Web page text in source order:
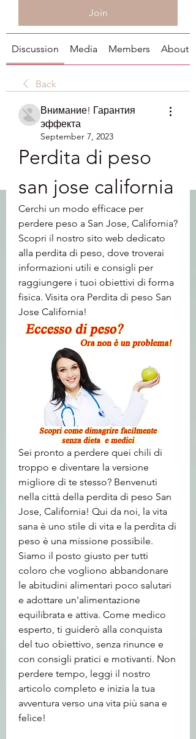
Join
Discussion Media Members About
Back
Внимание! Гарантия
эффекта
September 7, 2023
Perdita di peso
san jose california
Cerchi un modo efficace per
perdere peso a San Jose, California?
Scopri il nostro sito web dedicato
alla perdita di peso, dove troverai
informazioni utili e consigli per
raggiungere i tuoi obiettivi di forma
fisica. Visita ora Perdita di peso San
Jose California!
Sei pronto a perdere quei chili di
troppo e diventare la versione
migliore di te stesso? Benvenuti
nella città della perdita di peso San
Jose, California! Qui da noi, la vita
sana è uno stile di vita e la perdita di
peso è una missione possibile.
Siamo il posto giusto per tutti
coloro che vogliono abbandonare
le abitudini alimentari poco salutari
e adottare un'alimentazione
equilibrata e attiva. Come medico
esperto, ti guiderò alla conquista
del tuo obiettivo, senza rinunce e
con consigli pratici e motivanti. Non
perdere tempo, leggi il nostro
articolo completo e inizia la tua
avventura verso una vita più sana e
felice!